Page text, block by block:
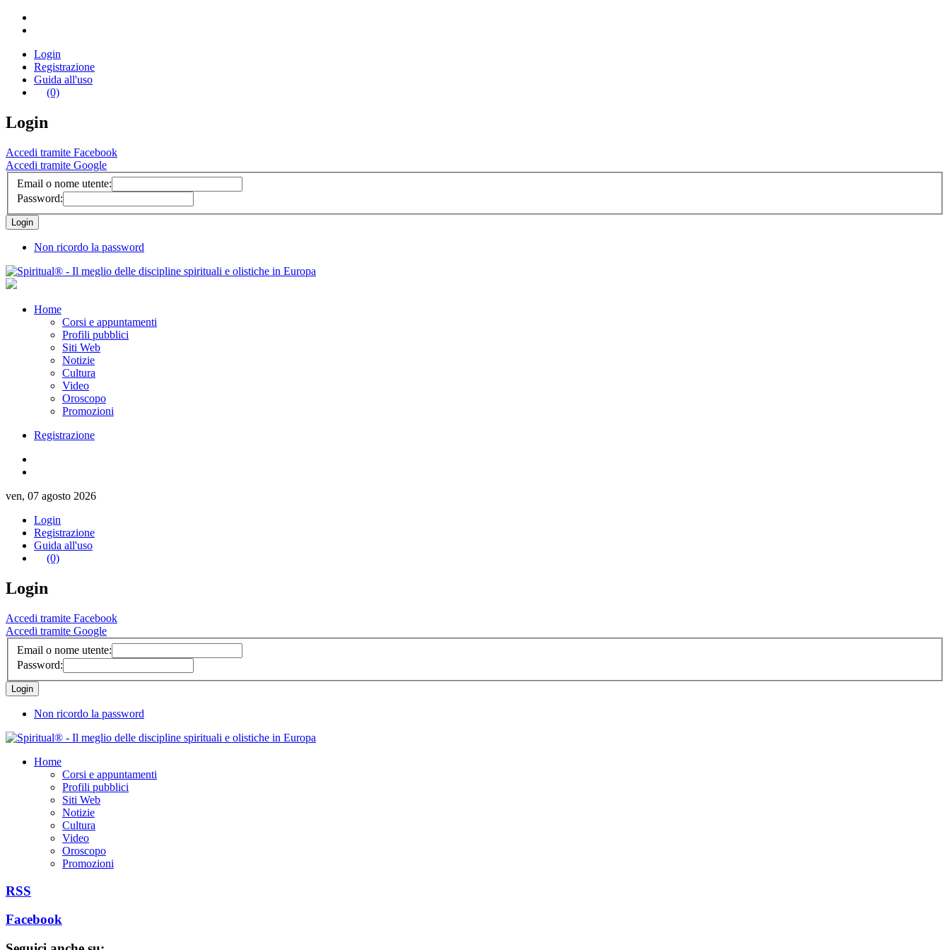
Login
Registrazione
Guida all'uso
(0)
Login
Accedi tramite Facebook
Accedi tramite Google
Email o nome utente:
Password:
Non ricordo la password
Home
Corsi e appuntamenti
Profili pubblici
Siti Web
Notizie
Cultura
Video
Oroscopo
Promozioni
Registrazione
ven, 07 agosto 2026
Login
Registrazione
Guida all'uso
(0)
Login
Accedi tramite Facebook
Accedi tramite Google
Email o nome utente:
Password:
Non ricordo la password
Home
Corsi e appuntamenti
Profili pubblici
Siti Web
Notizie
Cultura
Video
Oroscopo
Promozioni
RSS
Facebook